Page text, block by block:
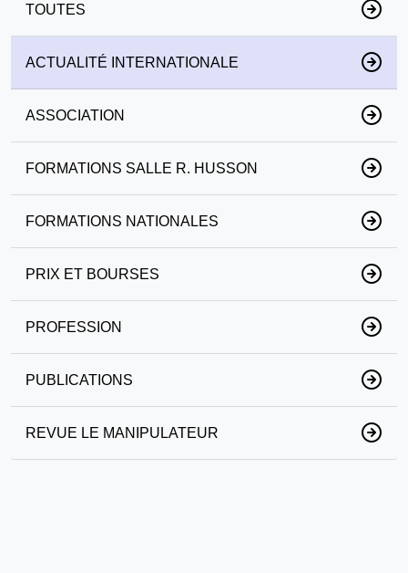
TOUTES
ACTUALITÉ INTERNATIONALE
ASSOCIATION
FORMATIONS SALLE R. HUSSON
FORMATIONS NATIONALES
PRIX ET BOURSES
PROFESSION
PUBLICATIONS
REVUE LE MANIPULATEUR